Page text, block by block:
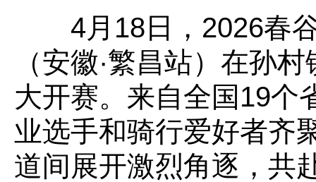
4月18日，2026春谷
（安徽·繁昌站）在孙
大开赛。来自全国19个
业选手和骑行爱好者齐
道间展开激烈角逐，共